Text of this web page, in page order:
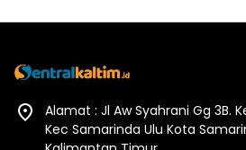
Alamat : Jl Aw Syahrani Gg 3B.
Kec Samarinda Ulu Kota